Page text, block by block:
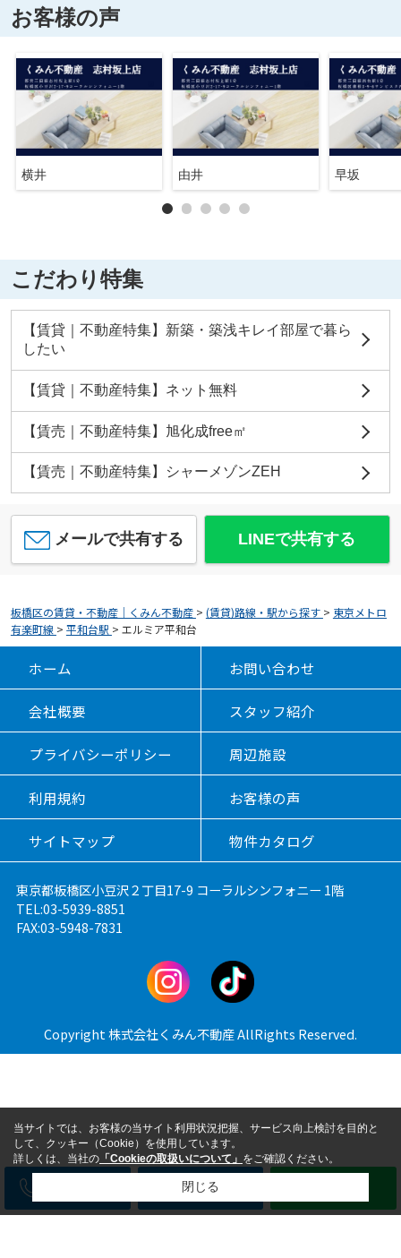
お客様の声
横井 由井 早坂
こだわり特集
【賃貸｜不動産特集】新築・築浅キレイ部屋で暮ら
したい
【賃貸｜不動産特集】ネット無料
【賃売｜不動産特集】旭化成free㎡
【賃売｜不動産特集】シャーメゾンZEH
メールで共有する LINEで共有する
板橋区の賃貸・不動産｜くみん不動産 > (賃貸)路線・駅から探す > 東京メトロ
有楽町線 > 平和台駅 > エルミア平和台
ホーム お問い合わせ
会社概要 スタッフ紹介
プライバシーポリシー 周辺施設
利用規約 お客様の声
サイトマップ 物件カタログ
東京都板橋区小豆沢２丁目17-9 コーラルシンフォニー 1階
TEL:03-5939-8851
FAX:03-5948-7831
Copyright 株式会社くみん不動産 AllRights Reserved.
メール
当サイトでは、お客様の当サイト利用状況把握、サービス向上検討を目的と
して、クッキー（Cookie）を使用しています。
詳しくは、当社の 「Cookieの取扱いについて」 をご確認ください。
閉じる